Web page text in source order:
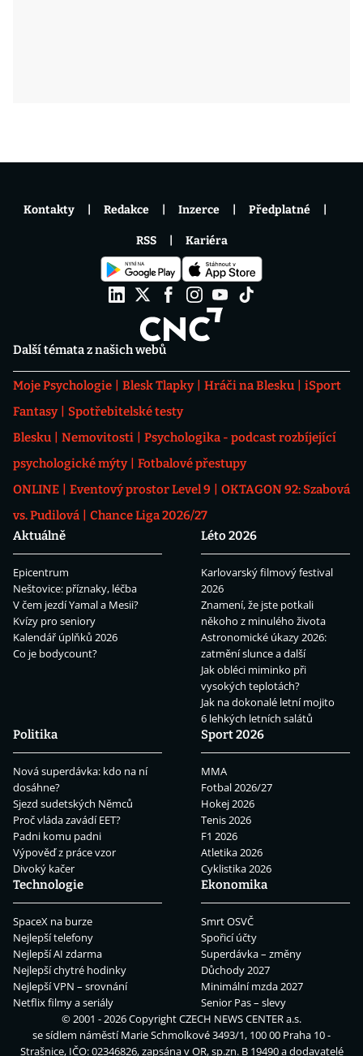
Další témata z našich webů
Moje Psychologie Blesk Tlapky Hráči na Blesku
iSport
Fantasy
Spotřebitelské testy
Blesku
Nemovitosti
Psychologika - podcast rozbíjející
psychologické mýty
Fotbalové přestupy
ONLINE
Eventový prostor Level 9
OKTAGON 92: Szabová
vs. Pudilová
Chance Liga 2026/27
Aktuálně
Epicentrum
Neštovice: příznaky, léčba
V čem jezdí Yamal a Mesii?
Kvízy pro seniory
Kalendář úplňků 2026
Co je bodycount?
Léto 2026
Karlovarský filmový festival
2026
Znamení, že jste potkali
někoho z minulého života
Astronomické úkazy 2026:
zatmění slunce a další
Jak obléci miminko při
vysokých teplotách?
Jak na dokonalé letní mojito
6 lehkých letních salátů
Politika
Nová superdávka: kdo na ní
dosáhne?
Sjezd sudetských Němců
Proč vláda zavádí EET?
Padni komu padni
Výpověď z práce vzor
Divoký kačer
Sport 2026
MMA
Fotbal 2026/27
Hokej 2026
Tenis 2026
F1 2026
Atletika 2026
Cyklistika 2026
Technologie
SpaceX na burze
Nejlepší telefony
Nejlepší AI zdarma
Nejlepší chytré hodinky
Nejlepší VPN – srovnání
Netflix filmy a seriály
Ekonomika
Smrt OSVČ
Spořicí účty
Superdávka – změny
Důchody 2027
Minimální mzda 2027
Senior Pas – slevy
Kontakty Redakce Inzerce Předplatné
RSS Kariéra
© 2001 - 2026 CopyrightCZECH NEWS CENTER a.s.
se sídlem náměstí Marie Schmolkové 3493/1, 100 00 Praha 10 -
Strašnice, IČO: 02346826, zapsána v OR, sp.zn. B 19490 a dodavatelé